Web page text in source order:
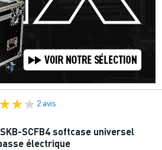
2 avis
SCFB4 softcase universel
électrique